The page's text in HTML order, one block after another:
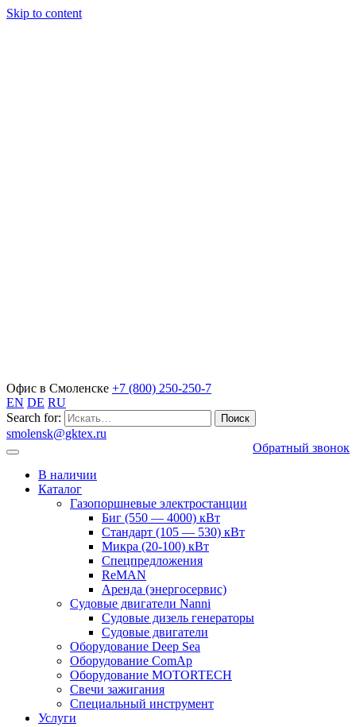
Skip to content
Офис в Смоленске +7 (800) 250-250-7
EN DE RU
Search for:
smolensk@gktex.ru
Обратный звонок
В наличии
Каталог
Газопоршневые электростанции
Биг (550 — 4000) кВт
Стандарт (105 — 530) кВт
Микра (20-100) кВт
Спецпредложения
ReMAN
Аренда (энергосервис)
Судовые двигатели Nanni
Судовые дизель генераторы
Судовые двигатели
Оборудование Deep Sea
Оборудование ComAp
Оборудование MOTORTECH
Свечи зажигания
Специальный инструмент
Услуги